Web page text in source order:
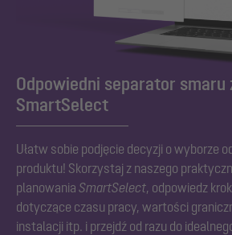
Odpowiedni separator smaru
SmartSelect
Ułatw sobie podjęcie decyzji o wyborze
produktu! Skorzystaj z naszego
planowania SmartSelect, odpowiedz
dotyczące czasu pracy, wartości
instalacji itp. i przejdź od razu do